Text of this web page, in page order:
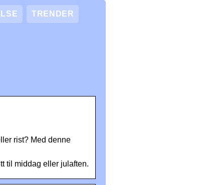
TRENDER
rist? Med denne
til middag eller julaften.